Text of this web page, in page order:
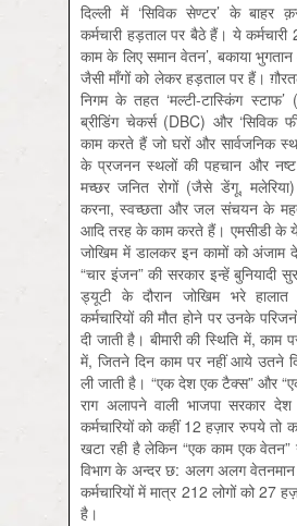
दिल्ली में ‘सिविक सेण्टर’ के बाहर
कर्मचारी हड़ताल पर बैठे हैं। ये
काम के लिए समान वेतन’, बकाया भुगतान
जैसी माँगों को लेकर हड़ताल पर हैं।
निगम के तहत ‘मल्टी-टास्किंग
ब्रीडिंग चेकर्स (DBC) और ‘सिविक
काम करते हैं जो घरों और सार्वजनिक
के प्रजनन स्थलों की पहचान और नष्ट
मच्छर जनित रोगों (जैसे डेंगू,
करना, स्वच्छता और जल संचयन के
आदि तरह के काम करते हैं। एमसीडी के ये
जोखिम में डालकर इन कामों को अंजाम
“चार इंजन” की सरकार इन्हें बुनियादी
ड्यूटी के दौरान जोखिम भरे
कर्मचारियों की मौत होने पर उनके
दी जाती है। बीमारी की स्थिति में,
में, जितने दिन काम पर नहीं आये उतने
ली जाती है। “एक देश एक टैक्स” और
राग अलापने वाली भाजपा सरकार
कर्मचारियों को कहीं 12 हज़ार रुपये तो
खटा रही है लेकिन “एक काम एक वेतन”
विभाग के अन्दर छ: अलग अलग
कर्मचारियों में मात्र 212 लोगों को 27
है।